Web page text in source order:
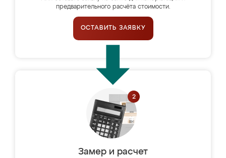
предварительного расчёта стоимости.
ОСТАВИТЬ ЗАЯВКУ
Замер и расчет